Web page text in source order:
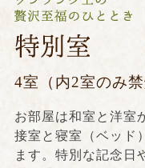
4室（内2室のみ禁
お部屋は和室と洋室
接室と寝室（ベッド
ます。特別な記念日